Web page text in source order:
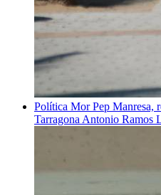
Política Mor Pep Manresa,
Tarragona Antonio Ramos